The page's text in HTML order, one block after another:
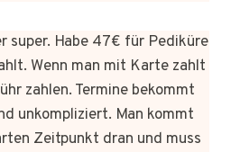
super. Habe 47€ für Pediküre
Wenn man mit Karte zahlt
zahlen. Termine bekommt
unkompliziert. Man kommt
Zeitpunkt dran und muss